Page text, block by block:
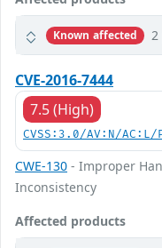
Known affected 2
CVE-2016-7444
7.5 (High)
CVSS:3.0/AV:N/
CWE-130 - Improper
Inconsistency
Affected products